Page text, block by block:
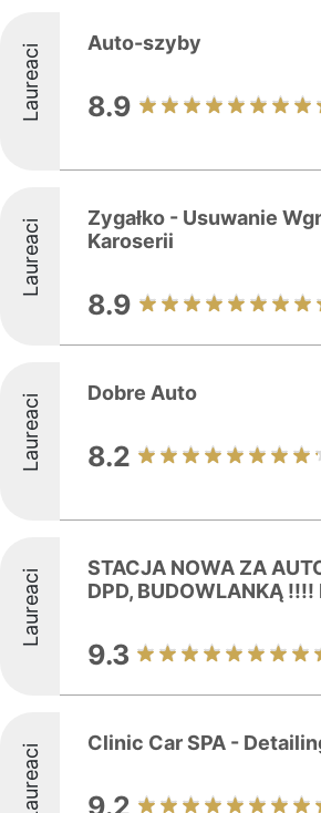
Laureaci Auto-szyby
8.9
Laureaci
Zygałko - Usuwanie
Karoserii
8.9
Laureaci Dobre Auto
8.2
Laureaci
STACJA NOWA ZA
DPD, BUDOWLANKĄ !!!!
9.3
Laureaci Clinic Car SPA -
9.2